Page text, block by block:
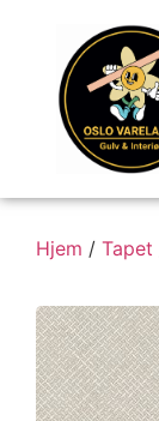
Hjem / Tapet